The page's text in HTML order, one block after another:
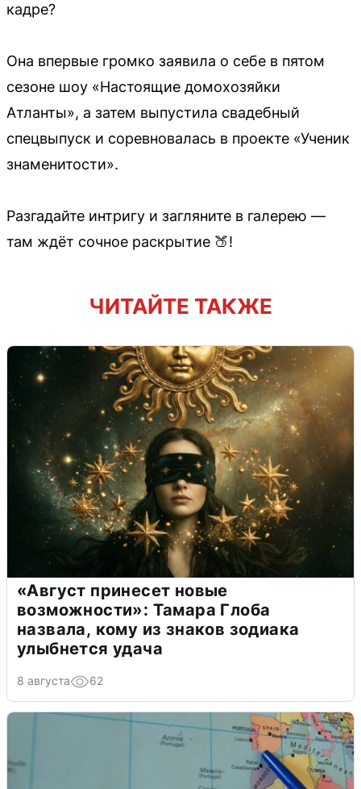
кадре?
Она впервые громко заявила о себе в пятом
сезоне шоу «Настоящие домохозяйки
Атланты», а затем выпустила свадебный
спецвыпуск и соревновалась в проекте «Ученик
знаменитости».
Разгадайте интригу и загляните в галерею —
там ждёт сочное раскрытие 🍑!
ЧИТАЙТЕ ТАКЖЕ
«Август принесет новые
возможности»: Тамара Глоба
назвала, кому из знаков зодиака
улыбнется удача
8 августа 62